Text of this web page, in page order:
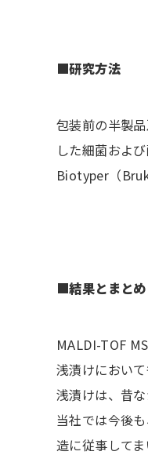
■研究方法
包装前の半製
した細菌およ
Biotyper（
■結果とまとめ
MALDI-TOF
浅漬けにおい
浅漬けは、昔
当社では今後
造に従事して